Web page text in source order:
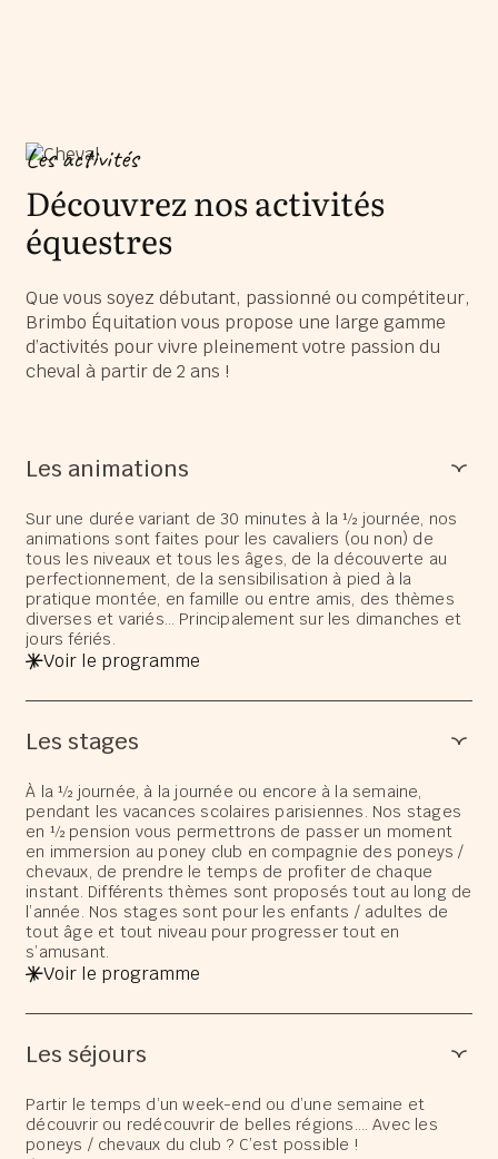
Les activités
Découvrez nos activités
équestres
Que vous soyez débutant, passionné ou compétiteur,
Brimbo Équitation vous propose une large gamme
d’activités pour vivre pleinement votre passion du
cheval à partir de 2 ans !
Les animations
Sur une durée variant de 30 minutes à la ½ journée, nos
animations sont faites pour les cavaliers (ou non) de
tous les niveaux et tous les âges, de la découverte au
perfectionnement, de la sensibilisation à pied à la
pratique montée, en famille ou entre amis, des thèmes
diverses et variés… Principalement sur les dimanches et
jours fériés.
Voir le programme
Les stages
À la ½ journée, à la journée ou encore à la semaine,
pendant les vacances scolaires parisiennes. Nos stages
en ½ pension vous permettrons de passer un moment
en immersion au poney club en compagnie des poneys /
chevaux, de prendre le temps de profiter de chaque
instant. Différents thèmes sont proposés tout au long de
l’année. Nos stages sont pour les enfants / adultes de
tout âge et tout niveau pour progresser tout en
s’amusant.
Voir le programme
Les séjours
Partir le temps d’un week-end ou d’une semaine et
découvrir ou redécouvrir de belles régions…. Avec les
poneys / chevaux du club ? C’est possible !